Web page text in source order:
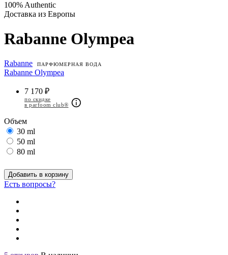
100% Authentic
Доставка из Европы
Rabanne Olympea
Rabanne ПАРФЮМЕРНАЯ ВОДА
Rabanne Olympea
7 170 ₽
по скидке
в parfoom club®
Объем
30 ml
50 ml
80 ml
Добавить в корзину
Есть вопросы?